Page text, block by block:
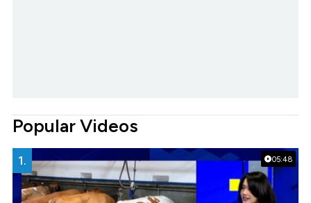
Popular Videos
05:48
1.